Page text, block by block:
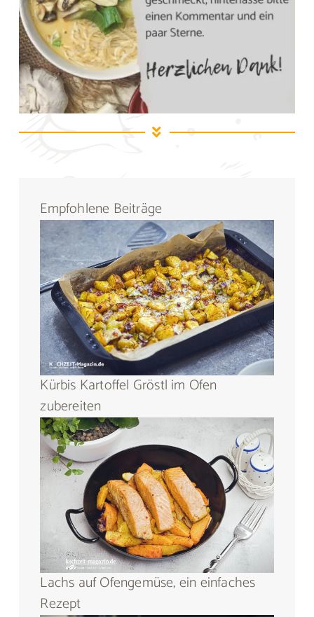
Empfohlene Beiträge
Kürbis Kartoffel Gröstl im Ofen
zubereiten
Lachs auf Ofengemüse, ein einfaches
Rezept